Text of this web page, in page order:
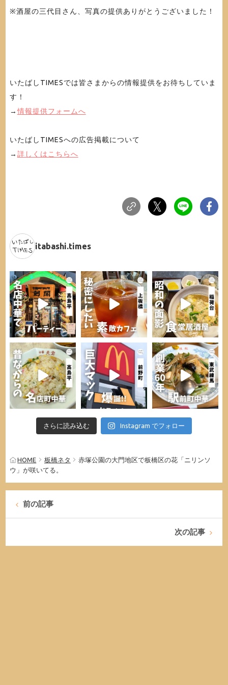
※酒屋の三代目さん、写真の提供ありがとうございました！
いたばしTIMESでは皆さまからの情報提供をお待ちしていま
す！
→情報提供フォームへ
いたばしTIMESへの広告掲載について
→ 詳しくはこちらへ
itabashi.times
さらに読み込む Instagram でフォロー
HOME 板橋ネタ
赤塚公園の大門地区で板橋区の花「ニリンソ
ウ」が咲いてる。
前の記事
次の記事